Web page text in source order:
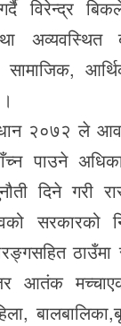
विरेन्द्र
अव्यवस्थित
सामाजिक,
२०७२ ले
पाउने
दिने गरी
सरकारको
ठाउँमा
आतंक